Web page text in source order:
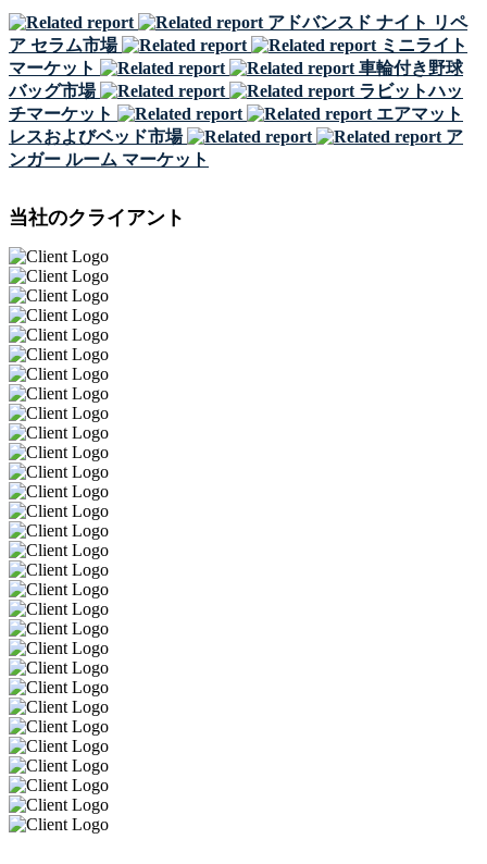
アドバンスド ナイト リペ
ア セラム市場
ミニライト
マーケット
車輪付き野球
バッグ市場
ラビットハッ
チマーケット
エアマット
レスおよびベッド市場
ア
ンガー ルーム マーケット
当社のクライアント